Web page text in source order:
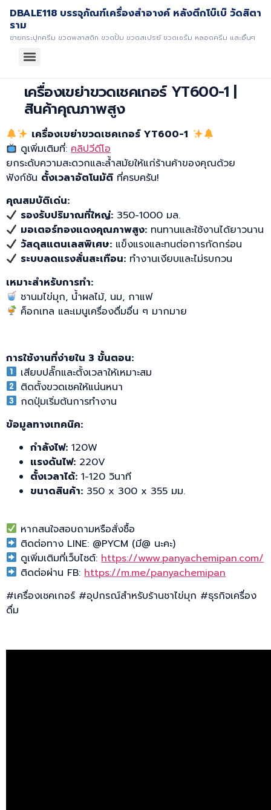
DBALE118 บรรจุภัณฑ์เครื่องสำอางค์ หลังตึกโบ๊เบ๊ วัดสิตา
ราม
ขายกระปุกครีม ขวดพลาสติก ขวดปั้ม ขวดสเปรย์ ขวดเซรั่ม หลอดครีม และอื่นๆ
เครื่องเขย่าขวดเชคเกอร์ YT600-1 |
สินค้าคุณภาพสูง
เครื่องเขย่าขวดเชคเกอร์ YT600-1
ดูเพิ่มเติมที่:คลิปวีดีโอ
ยกระดับความสะดวกและล้ำสมัยให้แก่ร้านค้าของคุณด้วย
ฟังก์ชัน ตั้งเวลาอัตโนมัติ ที่ครบครัน!
คุณสมบัติเด่น:
รองรับปริมาณที่ใหญ่: 350-1000 มล.
มอเตอร์ทองแดงคุณภาพสูง: ทนทานและใช้งานได้ยาวนาน
วัสดุสแตนเลสพิเศษ: แข็งแรงและทนต่อการกัดกร่อน
ระบบลดแรงสั่นสะเทือน: ทำงานเงียบและไม่รบกวน
เหมาะสำหรับการทำ:
ชานมไข่มุก, น้ำผลไม้, นม, กาแฟ
ค็อกเทล และเมนูเครื่องดื่มอื่น ๆ มากมาย
การใช้งานที่ง่ายใน 3 ขั้นตอน:
เสียบปลั๊กและตั้งเวลาให้เหมาะสม
ติดตั้งขวดเชคให้แน่นหนา
กดปุ่มเริ่มต้นการทำงาน
ข้อมูลทางเทคนิค:
กำลังไฟ: 120W
แรงดันไฟ: 220V
ตั้งเวลาได้: 1-120 วินาที
ขนาดสินค้า: 350 x 300 x 355 มม.
หากสนใจสอบถามหรือสั่งซื้อ
ติดต่อทาง LINE: @PYCM (มี@ นะคะ)
ดูเพิ่มเติมที่เว็บไซต์: https://www.panyachemipan.com/
ติดต่อผ่าน FB: https://m.me/panyachemipan
#เครื่องเชคเกอร์ #อุปกรณ์สำหรับร้านชาไข่มุก #ธุรกิจเครื่อง
ดื่ม